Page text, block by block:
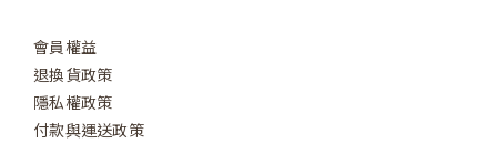
會員權益
退換貨政策
隱私權政策
付款與運送政策